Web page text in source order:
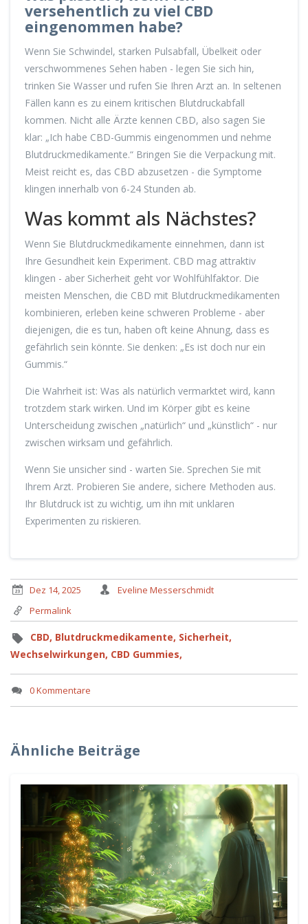
versehentlich zu viel CBD
eingenommen habe?
Wenn Sie Schwindel, starken Pulsabfall, Übelkeit oder
verschwommenes Sehen haben - legen Sie sich hin,
trinken Sie Wasser und rufen Sie Ihren Arzt an. In seltenen
Fällen kann es zu einem kritischen Blutdruckabfall
kommen. Nicht alle Ärzte kennen CBD, also sagen Sie
klar: „Ich habe CBD-Gummis eingenommen und nehme
Blutdruckmedikamente.“ Bringen Sie die Verpackung mit.
Meist reicht es, das CBD abzusetzen - die Symptome
klingen innerhalb von 6-24 Stunden ab.
Was kommt als Nächstes?
Wenn Sie Blutdruckmedikamente einnehmen, dann ist
Ihre Gesundheit kein Experiment. CBD mag attraktiv
klingen - aber Sicherheit geht vor Wohlfühlfaktor. Die
meisten Menschen, die CBD mit Blutdruckmedikamenten
kombinieren, erleben keine schweren Probleme - aber
diejenigen, die es tun, haben oft keine Ahnung, dass es
gefährlich sein könnte. Sie denken: „Es ist doch nur ein
Gummis.“
Die Wahrheit ist: Was als natürlich vermarktet wird, kann
trotzdem stark wirken. Und im Körper gibt es keine
Unterscheidung zwischen „natürlich“ und „künstlich“ - nur
zwischen wirksam und gefährlich.
Wenn Sie unsicher sind - warten Sie. Sprechen Sie mit
Ihrem Arzt. Probieren Sie andere, sichere Methoden aus.
Ihr Blutdruck ist zu wichtig, um ihn mit unklaren
Experimenten zu riskieren.
Dez 14, 2025
Eveline Messerschmidt
Permalink
CBD, Blutdruckmedikamente, Sicherheit,
Wechselwirkungen, CBD Gummies,
0 Kommentare
Ähnliche Beiträge